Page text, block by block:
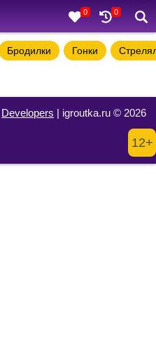
0 0
Бродилки Гонки
Developers | igroutka.ru © 2026
12+